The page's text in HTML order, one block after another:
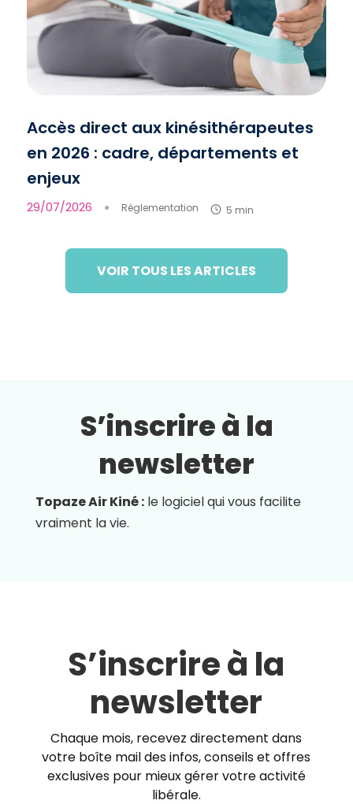
Accès direct aux kinésithérapeutes
en 2026 : cadre, départements et
enjeux
29/07/2026 ● Règlementation 5 min
VOIR TOUS LES ARTICLES
S’inscrire à la
newsletter
Topaze Air Kiné : le logiciel qui vous facilite
vraiment la vie.
S’inscrire à la
newsletter
Chaque mois, recevez directement dans
votre boîte mail des infos, conseils et offres
exclusives pour mieux gérer votre activité
libérale.